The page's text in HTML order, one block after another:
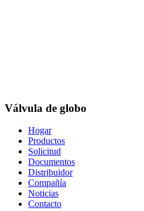
Válvula de globo
Hogar
Productos
Solicitud
Documentos
Distribuidor
Compañía
Noticias
Contacto